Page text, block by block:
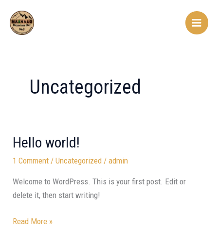
content
Main
Uncategorized
Hello world!
1 Comment /Uncategorized /admin
Welcome to WordPress. This is your first post. Edit or
delete it, then start writing!
Hello
Read More »